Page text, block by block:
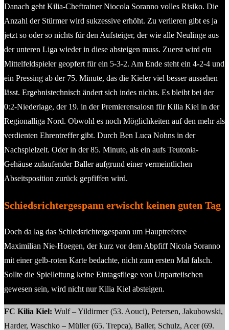
Danach geht Kilia-Cheftrainer Niocola Soranno volles Risiko. Die
Anzahl der Stürmer wird sukzessive erhöht. Zu verlieren gibt es ja
jetzt so oder so nichts für den Aufsteiger, der wie alle Neulinge aus
der unteren Liga wieder in diese absteigen muss. Zuerst wird ein
Mittelfeldspieler geopfert für ein 5-3-2. Am Ende steht ein 4-2-4 und
ein Pressing ab der 75. Minute, das die Kieler viel besser aussehen
lässt. Ergebnistechnisch ändert sich indes nichts. Es bleibt bei der
0:2-Niederlage, der 19. in der Premierensaiosn für Kilia Kiel in der
Regionalliga Nord. Obwohl es noch Möglichkeiten auf den mehr als
verdienten Ehrentreffer gibt. Durch Ben Luca Nohns in der
Nachspielzeit. Oder in der 85. Minute, als ein aufs Teutonia-
Gehäuse zulaufender Baller aufgrund einer vermeintlichen
Abseitsposition zurück gepfiffen wird.
Schiedsrichtergespann erwischt keinen guten Tag
Doch da lag das Schiedsrichtergespann um Hauptreferee
Maximilian Nie-Hoegen, der kurz vor dem Abpfiff Nicola Soranno
mit einer gelb-roten Karte bedachte, nicht zum ersten Mal falsch.
Sollte die Spielleitung keine Eintagsfliege von Unparteiischen
gewesen sein, wird nicht nur Kilia Kiel absteigen.
FC Kilia Kiel: Wulf – Yildirmer (53. Aouci), Petersen, Jakubowski,
Harder, Waschko – Müller (65. Trepca), Baller, Schulz, Acer (69.